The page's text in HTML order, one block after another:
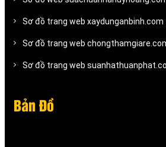
Sơ đồ trang web xaydunganbinh.com
Sơ đồ trang web
Sơ đồ trang web
Bản Đồ